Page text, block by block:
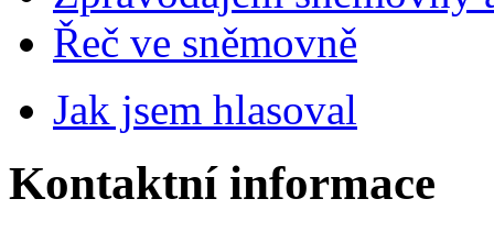
Řeč ve sněmovně
Jak jsem hlasoval
Kontaktní informace